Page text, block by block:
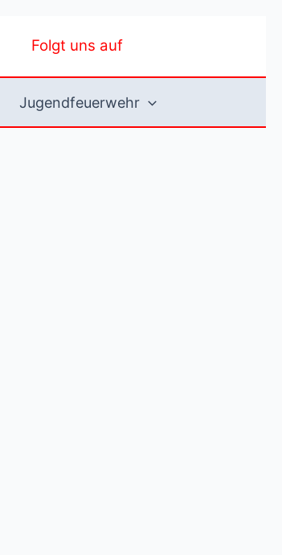
Folgt uns auf
Jugendfeuerwehr